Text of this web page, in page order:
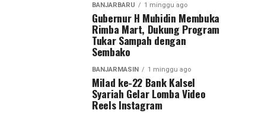
BANJARBARU 1 minggu ago
Gubernur H Muhidin Membuka
Rimba Mart, Dukung Program
Tukar Sampah dengan
Sembako
BANJARMASIN 1 minggu ago
Milad ke-22 Bank Kalsel
Syariah Gelar Lomba Video
Reels Instagram